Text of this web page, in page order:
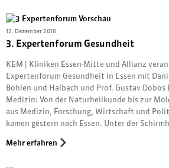
12. Dezember 2018
3. Expertenforum Gesundheit
KEM | Kliniken Essen-Mitte und Allianz
Expertenforum Gesundheit in Essen mit
Bohlen und Halbach und Prof. Gustav Dobos
Medizin: Von der Naturheilkunde bis zur
aus Medizin, Forschung, Wirtschaft und
kamen gestern nach Essen. Unter der
Mehr erfahren